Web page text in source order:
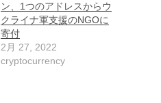
ン、1つのアドレスからウ
クライナ軍支援のNGOに
寄付
2月 27, 2022
cryptocurrency